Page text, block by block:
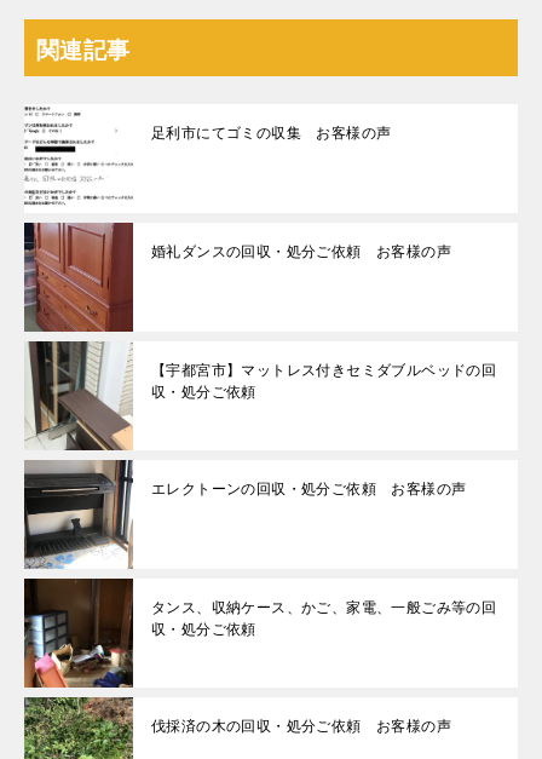
関連記事
足利市にてゴミの収集 お客様の声
婚礼ダンスの回収・処分ご依頼 お客様の声
【宇都宮市】マットレス付きセミダブルベッドの回
収・処分ご依頼
エレクトーンの回収・処分ご依頼 お客様の声
タンス、収納ケース、かご、家電、一般ごみ等の回
収・処分ご依頼
伐採済の木の回収・処分ご依頼 お客様の声